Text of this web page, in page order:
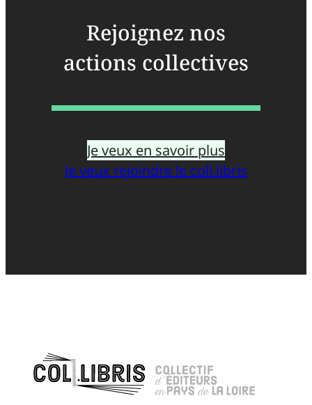
Rejoignez nos
actions collectives
Je veux en savoir plus
Je veux rejoindre le coll.libris